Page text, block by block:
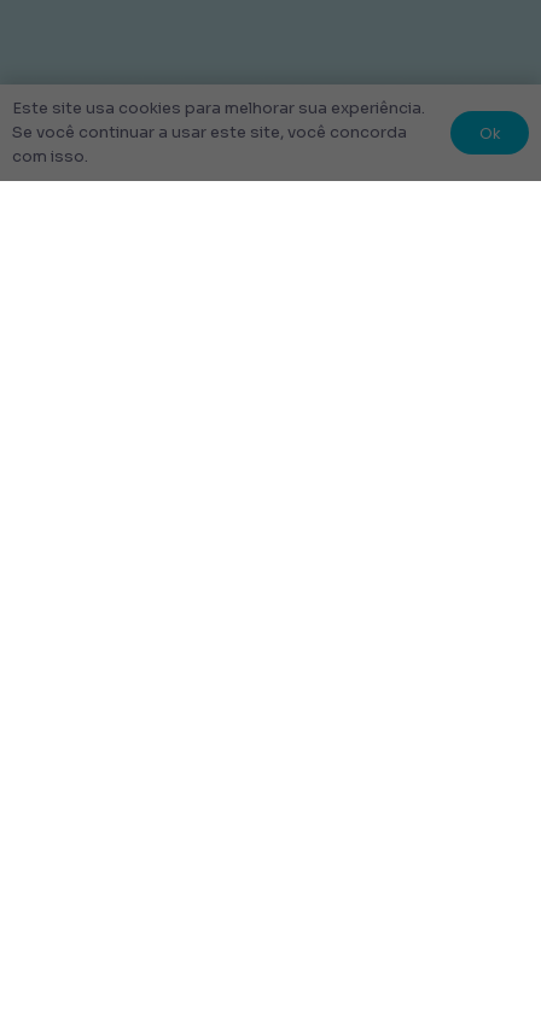
Este site usa cookies para melhorar sua experiência.
Se você continuar a usar este site, você concorda
com isso.
Ok